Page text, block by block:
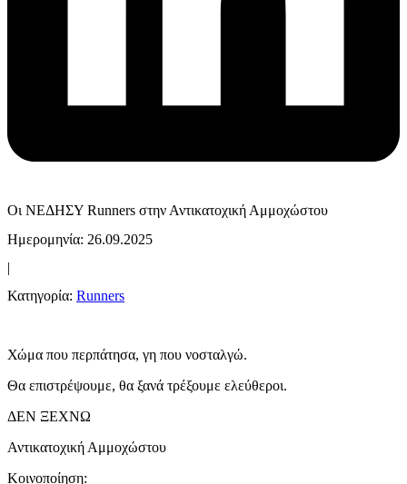
Οι ΝΕΔΗΣΥ Runners στην Αντικατοχική Αμμοχώστου
Ημερομηνία: 26.09.2025
|
Κατηγορία: Runners
Χώμα που περπάτησα, γη που νοσταλγώ.
Θα επιστρέψουμε, θα ξανά τρέξουμε ελεύθεροι.
ΔΕΝ ΞΕΧΝΩ
Αντικατοχική Αμμοχώστου
Κοινοποίηση: